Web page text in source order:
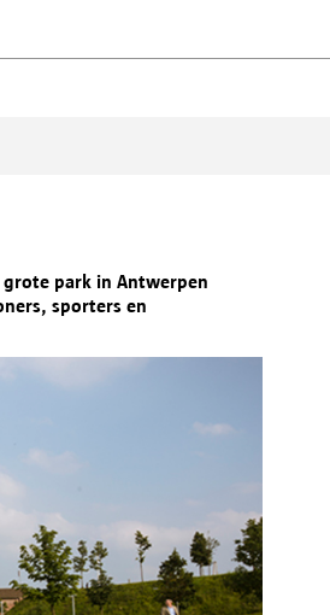
park in Antwerpen
sporters en